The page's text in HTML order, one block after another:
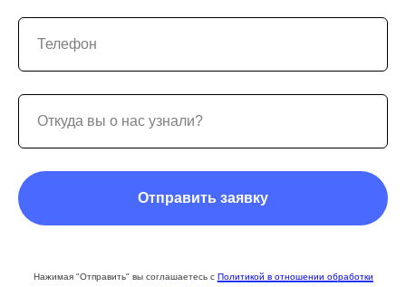
Отправить заявку
Нажимая "Отправить" вы соглашаетесь с Политикой в отношении обработки